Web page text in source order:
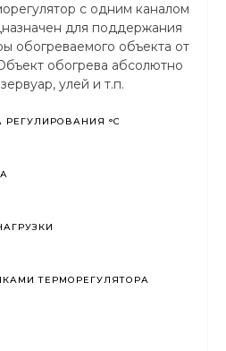
с одним каналом
для поддержания
обогреваемого объекта от
обогрева абсолютно
улей и т.п.
РЕГУЛИРОВАНИЯ °С
ТЕРМОРЕГУЛЯТОРА